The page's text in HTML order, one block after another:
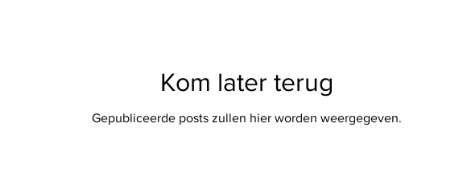
Kom later terug
Gepubliceerde posts zullen hier worden weergegeven.